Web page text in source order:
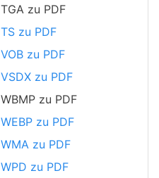
TGA zu PDF
TS zu PDF
VOB zu PDF
VSDX zu PDF
WBMP zu PDF
WEBP zu PDF
WMA zu PDF
WPD zu PDF